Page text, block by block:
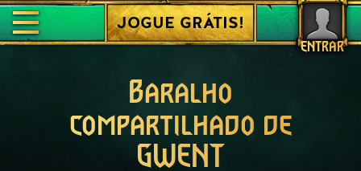
ENTRAR
JOGUE GRÁTIS!
Baralho
compartilhado de
GWENT